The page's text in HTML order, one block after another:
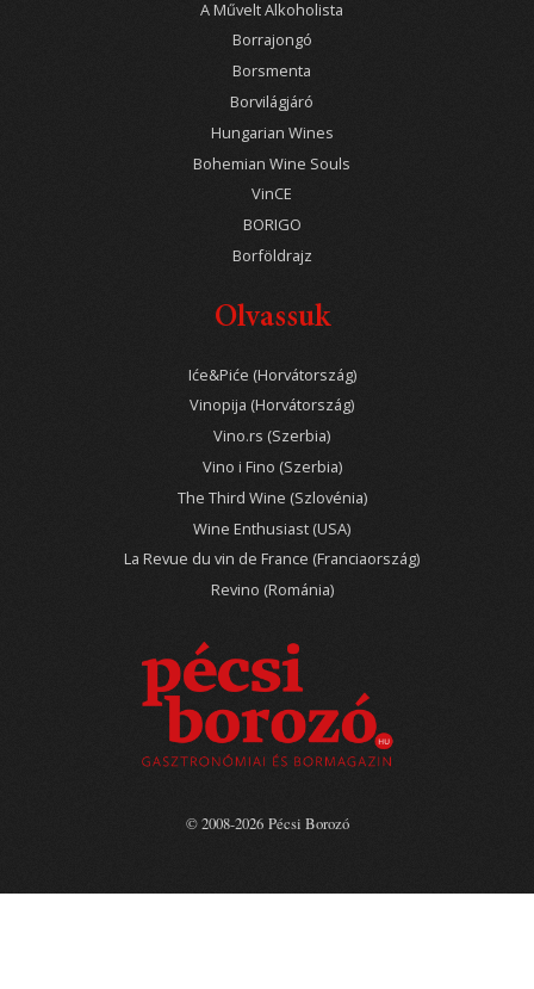
A Művelt Alkoholista
Borrajongó
Borsmenta
Borvilágjáró
Hungarian Wines
Bohemian Wine Souls
VinCE
BORIGO
Borföldrajz
Olvassuk
Iće&Piće (Horvátország)
Vinopija (Horvátország)
Vino.rs (Szerbia)
Vino i Fino (Szerbia)
The Third Wine (Szlovénia)
Wine Enthusiast (USA)
La Revue du vin de France (Franciaország)
Revino (Románia)
© 2008-2026 Pécsi Borozó